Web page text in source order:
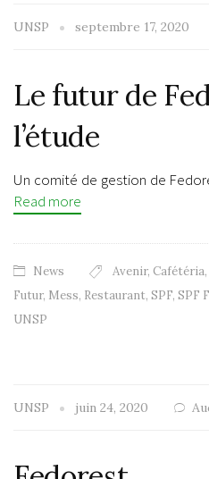
UNSP septembre 17, 2020
Le futur de
l’étude
Un comité de gestion de
Read more
News Avenir, Cafétéria,
Futur, Mess, Restaurant, SPF, SPF
UNSP
UNSP juin 24, 2020